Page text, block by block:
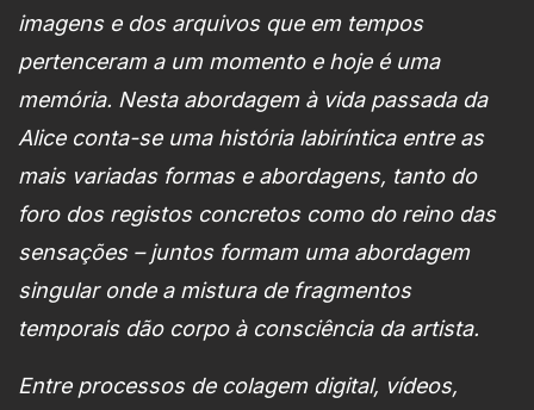
imagens e dos arquivos que em tempos
pertenceram a um momento e hoje é uma
memória. Nesta abordagem à vida passada da
Alice conta-se uma história labiríntica entre as
mais variadas formas e abordagens, tanto do
foro dos registos concretos como do reino das
sensações – juntos formam uma abordagem
singular onde a mistura de fragmentos
temporais dão corpo à consciência da artista.
Entre processos de colagem digital, vídeos,